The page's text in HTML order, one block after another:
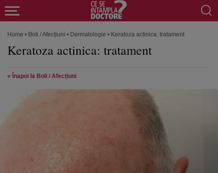
Home • Boli / Afecțiuni • Dermatologie • Keratoza actinica: tratament
Keratoza actinica: tratament
« Înapoi la Boli / Afecțiuni